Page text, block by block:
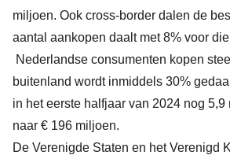
miljoen. Ook cross-border dalen de
aantal aankopen daalt met 8% voor
Nederlandse consumenten kopen
buitenland wordt inmiddels 30%
in het eerste halfjaar van 2024 nog
naar € 196 miljoen.
De Verenigde Staten en het Verenigd